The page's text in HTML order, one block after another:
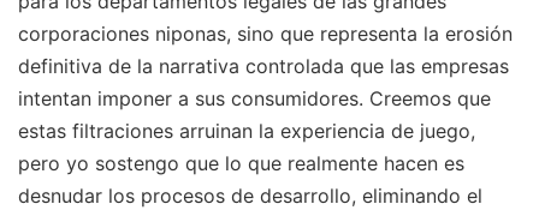
corporaciones niponas, sino que representa la erosión
definitiva de la narrativa controlada que las empresas
intentan imponer a sus consumidores. Creemos que
estas filtraciones arruinan la experiencia de juego,
pero yo sostengo que lo que realmente hacen es
desnudar los procesos de desarrollo, eliminando el